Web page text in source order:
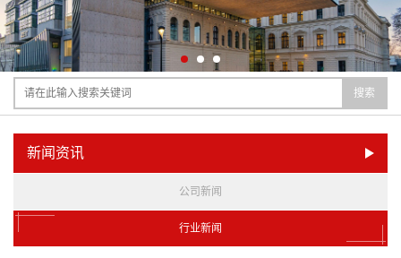
搜索
新闻资讯
公司新闻
行业新闻